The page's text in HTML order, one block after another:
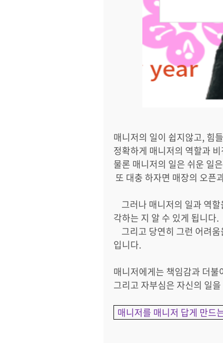
매니저의 일이 쉽지않고, 힘
정확하게 매니저의 역할과
물론 매니저의 일은 쉬운 일
또 대충 하자면 매장의 오픈
그러나 매니저의 일과 역
각하는 지 알 수 있게 됩니다.
그리고 당연히 그런 어려
입니다.
매니저에게는 책임감과 더
그리고 자부심은 자신의 일
매니저를 매니저 답게 만드